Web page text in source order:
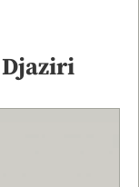
Djaziri